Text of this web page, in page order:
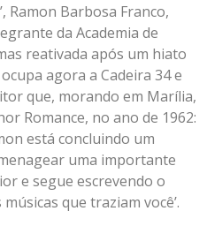
Ramon Barbosa Franco,
da Academia de
reativada após um hiato
agora a Cadeira 34 e
que, morando em Marília,
Romance, no ano de 1962:
está concluindo um
uma importante
e segue escrevendo o
que traziam você’.